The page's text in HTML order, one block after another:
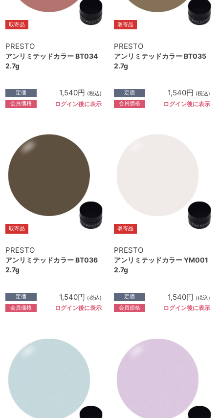
取寄品
PRESTO
アンリミテッドカラー BT034
2.7g
定価 1,540円 (税込)
会員価格 ログイン後に表示
取寄品
PRESTO
アンリミテッドカラー BT035
2.7g
定価 1,540円 (税込)
会員価格 ログイン後に表示
取寄品
PRESTO
アンリミテッドカラー BT036
2.7g
定価 1,540円 (税込)
会員価格 ログイン後に表示
取寄品
PRESTO
アンリミテッドカラー YM001
2.7g
定価 1,540円 (税込)
会員価格 ログイン後に表示